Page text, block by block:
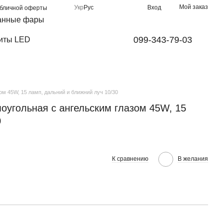
оферты Укр Рус Вход Мой заказ
фары
LED 099-343-79-03
45W, 15 ламп, дальний и ближний луч 10/30
с ангельским глазом 45W, 15
К сравнению В желания